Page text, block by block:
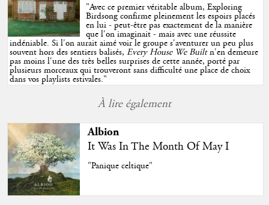
"Avec ce premier véritable album, Exploring
Birdsong confirme pleinement les espoirs placés
en lui - peut-être pas exactement de la manière
que l'on imaginait - mais avec une réussite
indéniable. Si l'on aurait aimé voir le groupe s'aventurer un peu plus
souvent hors des sentiers balisés,Every House We Builtn'en demeure
pas moins l'une des très belles surprises de cette année, porté par
plusieurs morceaux qui trouveront sans difficulté une place de choix
dans vos playlists estivales."
À lire également
Albion
It Was In The Month Of May I
"Panique celtique"